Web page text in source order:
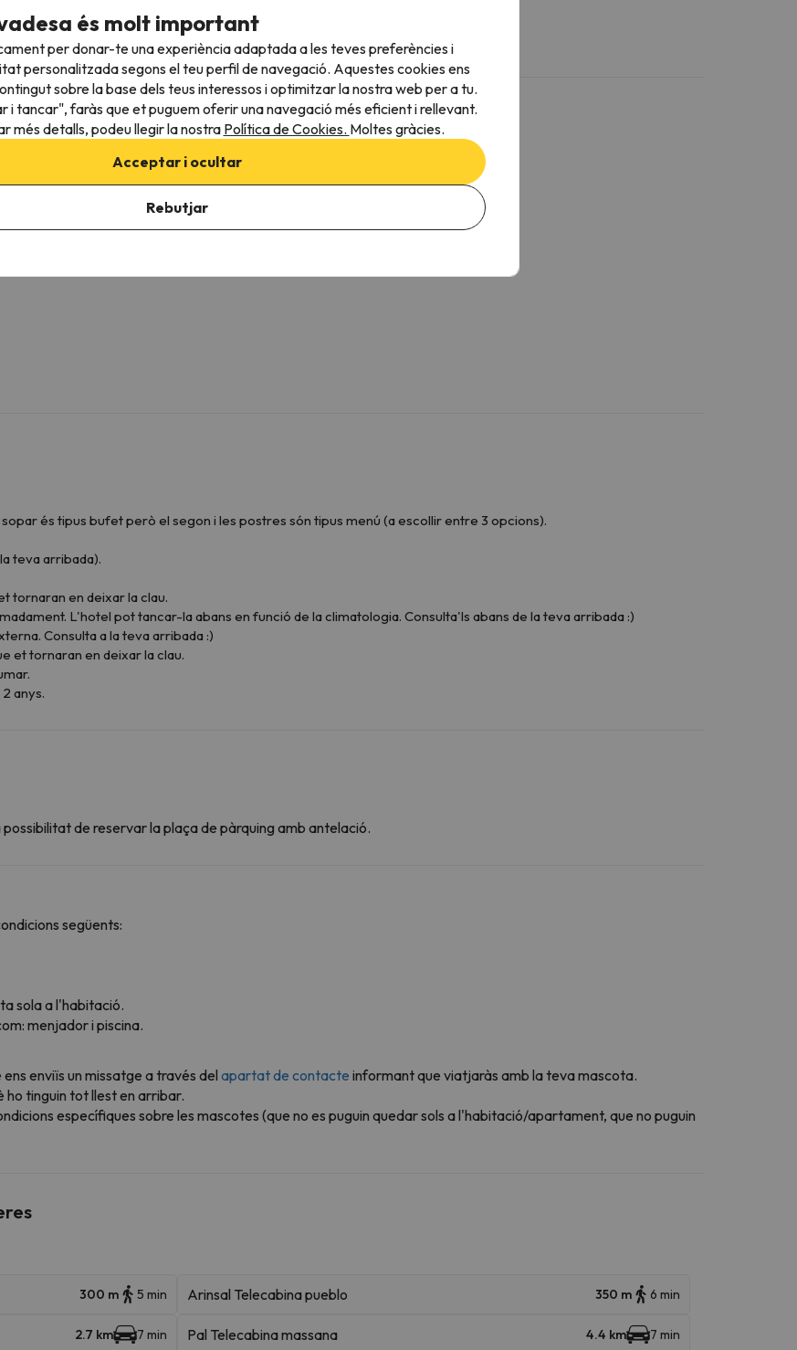
S'admeten mascotes (previa petició y pagament
directe a l'hotel)
tipologia d'habitació.
Bany
Lavabo
és tipus bufet però el segon i les postres són tipus menú (a escollir entre 3 opcions).
teva arribada).
tornaran en deixar la clau.
L'hotel pot tancar-la abans en funció de la climatologia. Consulta'ls abans de la teva arribada :)
Consulta a la teva arribada :)
et tornaran en deixar la clau.
anys.
de reservar la plaça de pàrquing amb antelació.
següents:
sola a l'habitació.
menjador i piscina.
enviïs un missatge a través del apartat de contacte informant que viatjaràs amb la teva mascota.
tinguin tot llest en arribar.
específiques sobre les mascotes (que no es puguin quedar sols a l'habitació/apartament, que no puguin
300 m 5 min Arinsal Telecabina pueblo 350 m 6 min
2.7 km 7 min Pal Telecabina massana 4.4 km 7 min
és molt important
per donar-te una experiència adaptada a les teves preferències i
personalitzada segons el teu perfil de navegació. Aquestes cookies ens
sobre la base dels teus interessos i optimitzar la nostra web per a tu.
i tancar", faràs que et puguem oferir una navegació més eficient i rellevant.
més detalls, podeu llegir la nostra Política de Cookies. Moltes gràcies.
Acceptar i ocultar
Rebutjar